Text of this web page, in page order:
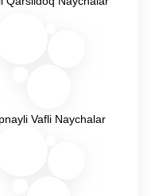
Vafli Naychalar